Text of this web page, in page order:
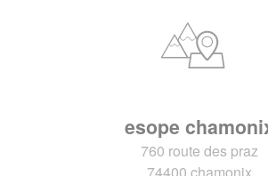
esope
760 route des praz
74400 chamonix